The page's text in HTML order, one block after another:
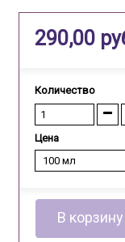
290,00
Количество
Цена
В корзину